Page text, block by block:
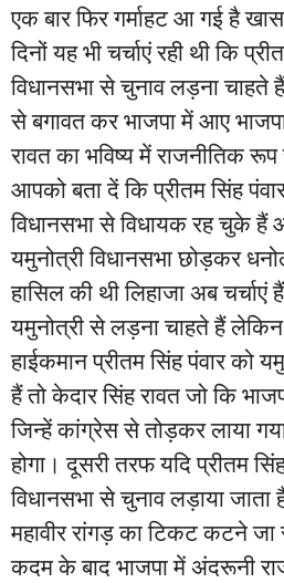
एक बार फिर गर्माहट आ गई है
दिनों यह भी चर्चाएं रही थी कि
विधानसभा से चुनाव लड़ना चाहते
से बगावत कर भाजपा में आए
रावत का भविष्य में राजनीतिक
आपको बता दें कि प्रीतम सिंह
विधानसभा से विधायक रह चुके हैं
यमुनोत्री विधानसभा छोड़कर
हासिल की थी लिहाजा अब चर्चाएं
यमुनोत्री से लड़ना चाहते हैं लेकिन
हाईकमान प्रीतम सिंह पंवार को
हैं तो केदार सिंह रावत जो कि
जिन्हें कांग्रेस से तोड़कर लाया
होगा। दूसरी तरफ यदि प्रीतम
विधानसभा से चुनाव लड़ाया जाता
महावीर रांगड़ का टिकट कटने जा
कदम के बाद भाजपा में अंदरूनी